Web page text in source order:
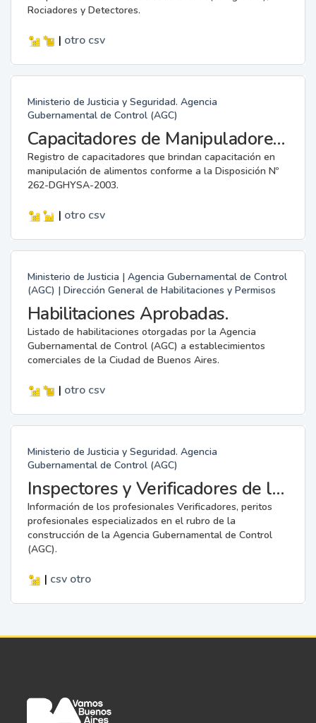
Rociadores y Detectores.
| otro csv
Ministerio de Justicia y Seguridad. Agencia
Gubernamental de Control (AGC)
Capacitadores de Manipuladores de Alimentos.
Registro de capacitadores que brindan capacitación en
manipulación de alimentos conforme a la Disposición Nº
262-DGHYSA-2003.
| otro csv
Ministerio de Justicia | Agencia Gubernamental de Control
(AGC) | Dirección General de Habilitaciones y Permisos
Habilitaciones Aprobadas.
Listado de habilitaciones otorgadas por la Agencia
Gubernamental de Control (AGC) a establecimientos
comerciales de la Ciudad de Buenos Aires.
| otro csv
Ministerio de Justicia y Seguridad. Agencia
Gubernamental de Control (AGC)
Inspectores y Verificadores de la AGC
Información de los profesionales Verificadores, peritos
profesionales especializados en el rubro de la
construcción de la Agencia Gubernamental de Control
(AGC).
| csv otro